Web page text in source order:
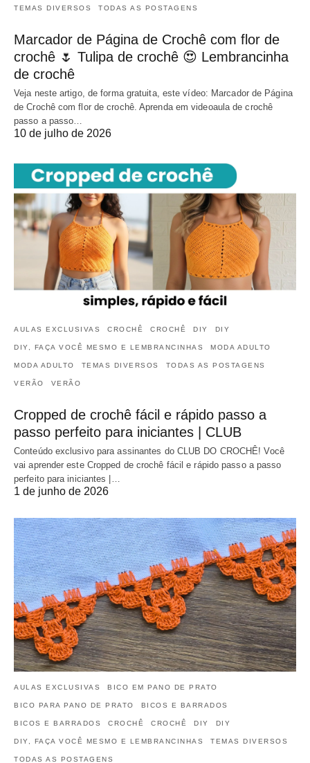
TEMAS DIVERSOS TODAS AS POSTAGENS
Marcador de Página de Crochê com flor de
crochê 🌷 Tulipa de crochê 😍 Lembrancinha
de crochê
Veja neste artigo, de forma gratuita, este vídeo: Marcador de Página
de Crochê com flor de crochê. Aprenda em videoaula de crochê
passo a passo…
10 de julho de 2026
AULAS EXCLUSIVAS CROCHÊ CROCHÊ DIY DIY
DIY, FAÇA VOCÊ MESMO E LEMBRANCINHAS MODA ADULTO
MODA ADULTO TEMAS DIVERSOS TODAS AS POSTAGENS
VERÃO VERÃO
Cropped de crochê fácil e rápido passo a
passo perfeito para iniciantes | CLUB
Conteúdo exclusivo para assinantes do CLUB DO CROCHÊ! Você
vai aprender este Cropped de crochê fácil e rápido passo a passo
perfeito para iniciantes |…
1 de junho de 2026
AULAS EXCLUSIVAS BICO EM PANO DE PRATO
BICO PARA PANO DE PRATO BICOS E BARRADOS
BICOS E BARRADOS CROCHÊ CROCHÊ DIY DIY
DIY, FAÇA VOCÊ MESMO E LEMBRANCINHAS TEMAS DIVERSOS
TODAS AS POSTAGENS